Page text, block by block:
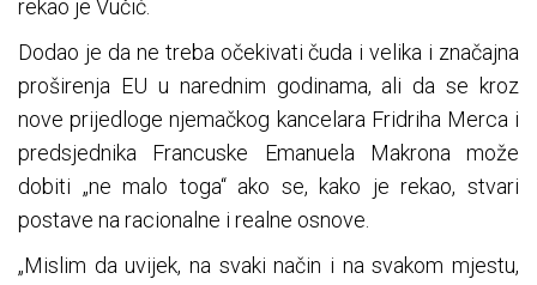
rekao je Vučić.
Dodao je da ne treba očekivati čuda i velika i značajna
proširenja EU u narednim godinama, ali da se kroz
nove prijedloge njemačkog kancelara Fridriha Merca i
predsjednika Francuske Emanuela Makrona može
dobiti „ne malo toga“ ako se, kako je rekao, stvari
postave na racionalne i realne osnove.
„Mislim da uvijek, na svaki način i na svakom mjestu,